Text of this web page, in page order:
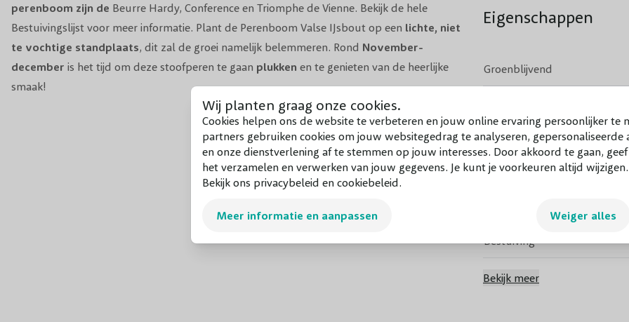
Wij planten graag onze cookies.
Cookies helpen ons de website te verbeteren en jouw online ervaring persoonlijker te
partners gebruiken cookies om jouw websitegedrag te analyseren,
en onze dienstverlening af te stemmen op jouw interesses. Door akkoord te gaan,
het verzamelen en verwerken van jouw gegevens. Je kunt je voorkeuren altijd
Bekijk ons privacybeleid en cookiebeleid.
Meer informatie en aanpassen Weiger alles
perenboom zijn de Beurre Hardy, Conference en Triomphe de Vienne. Bekijk de hele
Bestuivingslijst voor meer informatie. Plant de Perenboom Valse IJsbout op een lichte, niet
te vochtige standplaats, dit zal de groei namelijk belemmeren. Rond November-
december is het tijd om deze stoofperen te gaan plukken en te genieten van de heerlijke
smaak!
Eigenschappen
Groenblijvend
Pluktijd
Smaak
Bestuiving
Bestuivers
Bekijk meer